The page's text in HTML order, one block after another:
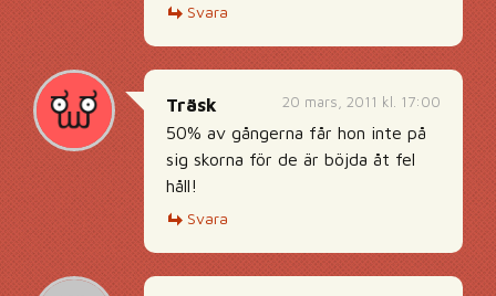
Svara
20 mars, 2011 kl. 17:00
Träsk
50% av gångerna får hon inte på
sig skorna för de är böjda åt fel
håll!
Svara